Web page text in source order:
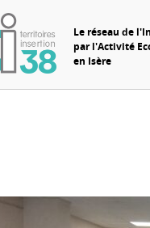
Le réseau de
par l'Activité
en Isère